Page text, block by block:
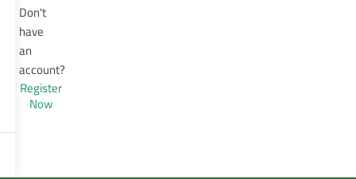
Don't
have
an
account?
Register
Now